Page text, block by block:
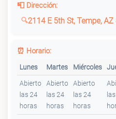
📮 Dirección:
2114 E 5th St, Tempe,
⏰ Horario:
Lunes Martes Miércoles
Abierto
las 24
horas
Abierto
las 24
horas
Abierto
las 24
horas